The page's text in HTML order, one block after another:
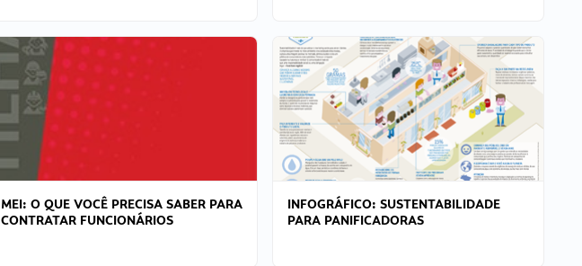
MEI: O QUE VOCÊ PRECISA SABER PARA
CONTRATAR FUNCIONÁRIOS
INFOGRÁFICO: SUSTENTABILIDADE
PARA PANIFICADORAS